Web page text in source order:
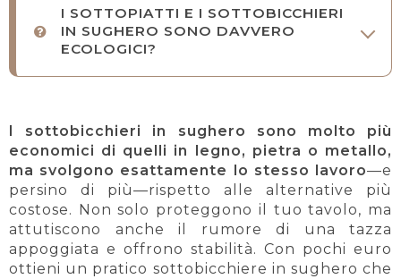
I SOTTOPIATTI E I SOTTOBICCHIERI
IN SUGHERO SONO DAVVERO
ECOLOGICI?
I sottobicchieri in sughero sono molto più
economici di quelli in legno, pietra o metallo,
ma svolgono esattamente lo stesso lavoro—e
persino di più—rispetto alle alternative più
costose. Non solo proteggono il tuo tavolo, ma
attutiscono anche il rumore di una tazza
appoggiata e offrono stabilità. Con pochi euro
ottieni un pratico sottobicchiere in sughero che